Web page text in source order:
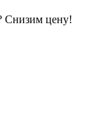
Снизим цену!